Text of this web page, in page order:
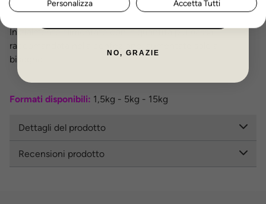
Non lasciate il cibo a mollo per lungo tempo.
Inizialmente alimentate con la quantità più bassa
raccomandata nella confezione, aumentate solo al
bisogno.
Formati disponibili: 1,5kg - 5kg - 15kg
Dettagli del prodotto
Recensioni prodotto
NO, GRAZIE
Personalizza Accetta Tutti